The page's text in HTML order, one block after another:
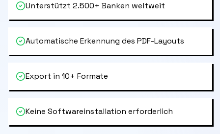
Unterstützt 2.500+ Banken weltweit
Automatische Erkennung des PDF-Layouts
Export in 10+ Formate
Keine Softwareinstallation erforderlich